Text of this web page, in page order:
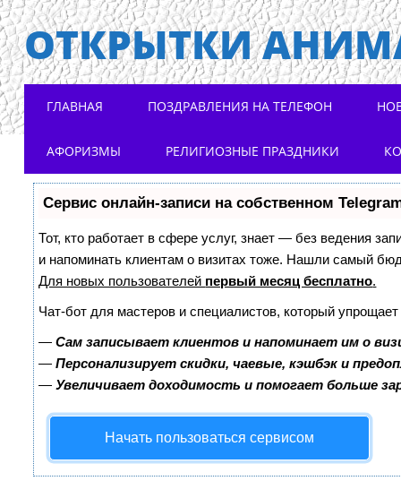
ОТКРЫТКИ
Main menu
ГЛАВНАЯ ПОЗДРАВЛЕНИЯ НА ТЕЛЕФОН
АФОРИЗМЫ РЕЛИГИОЗНЫЕ ПРАЗДНИКИ
Сервис онлайн-записи на собственном
Тот, кто работает в сфере услуг, знает — без ведения
и напоминать клиентам о визитах тоже. Нашли самый
Для новых пользователей первый месяц бесплатно.
Чат-бот для мастеров и специалистов, который
—Сам записывает клиентов и напоминает им о
—Персонализирует скидки, чаевые, кэшбэк и
—Увеличивает доходимость и помогает больше
Начать пользоваться сервисом